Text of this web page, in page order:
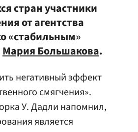
стран участники
от агентства
«стабильным»
Мария Большакова.
негативный эффект
смягчения».
У. Дадли напомнил,
является